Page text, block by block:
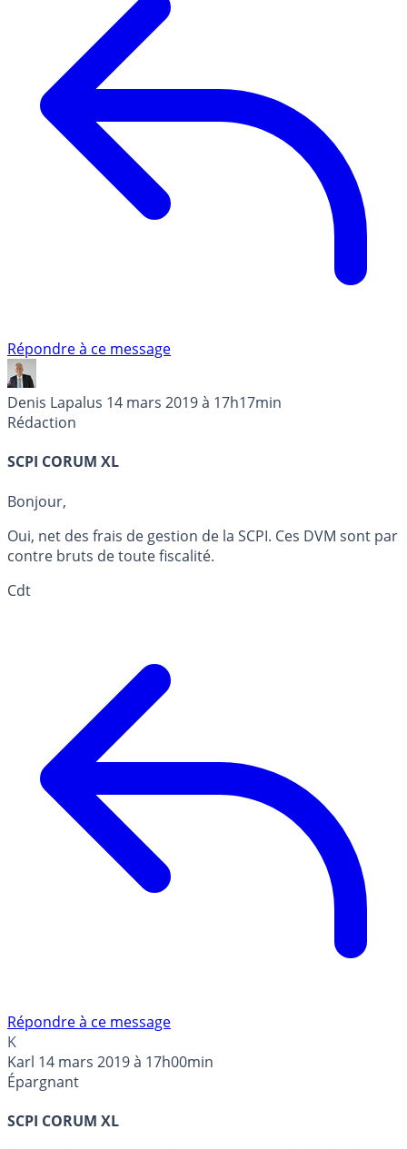
Répondre à ce message
Denis Lapalus 14 mars 2019 à 17h17min
Rédaction
SCPI CORUM XL
Bonjour,
Oui, net des frais de gestion de la SCPI. Ces DVM sont par
contre bruts de toute fiscalité.
Cdt
Répondre à ce message
K
Karl 14 mars 2019 à 17h00min
Épargnant
SCPI CORUM XL